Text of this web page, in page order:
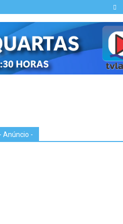
Anúncio -